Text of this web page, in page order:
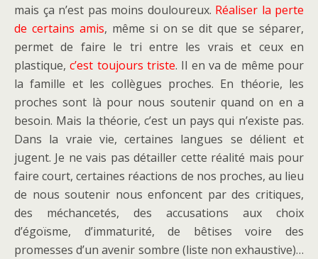
mais ça n’est pas moins douloureux. Réaliser la perte
de certains amis, même si on se dit que se séparer,
permet de faire le tri entre les vrais et ceux en
plastique,c’est toujours triste. Il en va de même pour
la famille et les collègues proches. En théorie, les
proches sont là pour nous soutenir quand on en a
besoin. Mais la théorie, c’est un pays qui n’existe pas.
Dans la vraie vie, certaines langues se délient et
jugent. Je ne vais pas détailler cette réalité mais pour
faire court, certaines réactions de nos proches, au lieu
de nous soutenir nous enfoncent par des critiques,
des méchancetés, des accusations aux choix
d’égoïsme, d’immaturité, de bêtises voire des
promesses d’un avenir sombre (liste non exhaustive)…